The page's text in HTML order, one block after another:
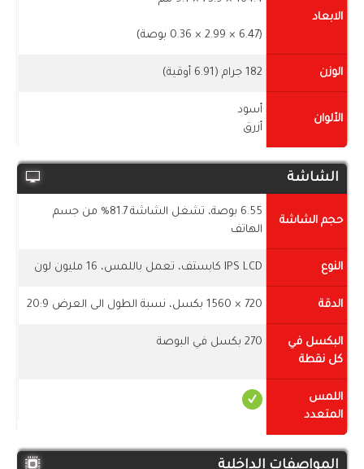
الابعاد
(6.47 × 2.99 × 0.36 بوصة)
الوزن 182 جرام (6.91 أوقية)
الألوان
أسود
أزرق
الشاشة
حجم الشاشة
6.55 بوصة، تشغل الشاشة 81.7% من جسم
الهاتف
النوع IPS LCD كابستف، تعمل باللمس، 16 مليون لون
الدقة 720 × 1560 بكسل، نسبة الطول الى العرض 20:9
البكسل في
كل نقطة
270 بكسل في البوصة
اللمس
المتعدد
المواصفات الداخلية